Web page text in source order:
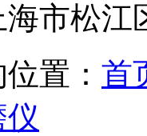
市松江
置： 首